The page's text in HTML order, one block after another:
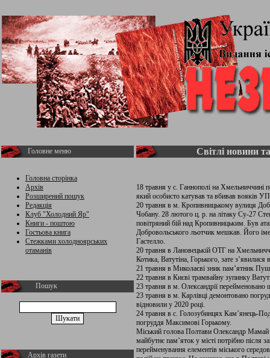
Головне меню
Головна сторінка
Архів
Розширений пошук
Редакція
Клуб "Холодний Яр"
Книги - поштою
Гостьова книга
Стежками холодноярських
отаманів
Пошук
Архів газети
Світлі новини
18 травня у с. Ганнополі на
який особисто катував та вбивав вояків
20 травня в м. Кропивницькому вулиця
Чобану. 28 лютого ц. р. на літаку Су-27
повітряний бій над Кропивницьким. Був
Добровольського льотчик мешкав. Його
Гастелло.
20 травня в Лановецькій ОТГ на
Котика, Ватутіна, Горького, зате з’явилися
21 травня в Миколаєві зник пам’ятник
22 травня в Києві трамвайну зупинку
23 травня в м. Олександрії перейменовано
23 травня в м. Карлівці демонтовано
відновили у 2020 році.
24 травня в с. Голозубинцях Кам’янець-
погруддя Максимові Горькому.
Міський голова Полтави Олександр Мамай
майбутнє пам’яток у місті потрібно після
перейменування елементів міського